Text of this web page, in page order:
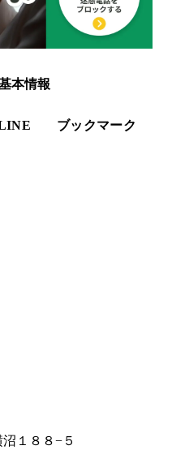
本情報
ブックマーク
１８８−５